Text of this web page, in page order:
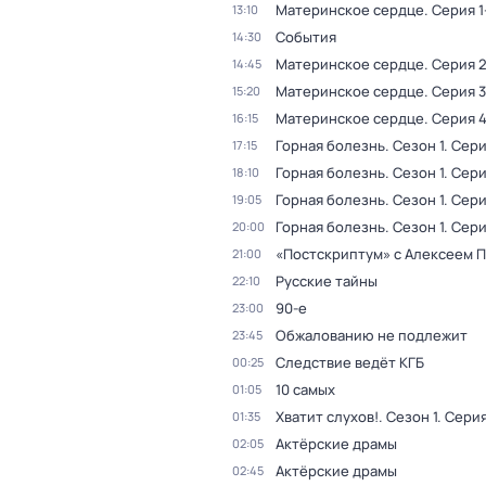
13:10 Материнское сердце. Серия
14:30 События
14:45 Материнское сердце. Серия
15:20 Материнское сердце. Серия
16:15 Материнское сердце. Серия
17:15 Горная болезнь. Сезон 1.
18:10 Горная болезнь. Сезон 1.
19:05 Горная болезнь. Сезон 1.
20:00 Горная болезнь. Сезон 1.
21:00 «Постскриптум» с Алексеем
22:10 Русские тайны
23:00 90-е
23:45 Обжалованию не подлежит
00:25 Следствие ведёт КГБ
01:05 10 самых
01:35 Хватит слухов!. Сезон 1.
02:05 Актёрские драмы
02:45 Актёрские драмы